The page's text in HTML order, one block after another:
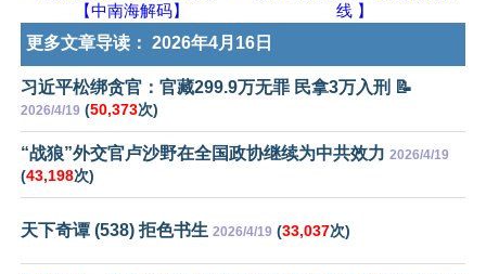
【中南海解码】
线 】
更多文章导读： 2026年4月16日
习近平松绑贪官：官藏299.9万无罪 民拿3万入刑 📝
2026/4/19 (50,373次)
“战狼”外交官卢沙野在全国政协继续为中共效力 2026/4/19
(43,198次)
天下奇谭 (538) 拒色书生 2026/4/19 (33,037次)